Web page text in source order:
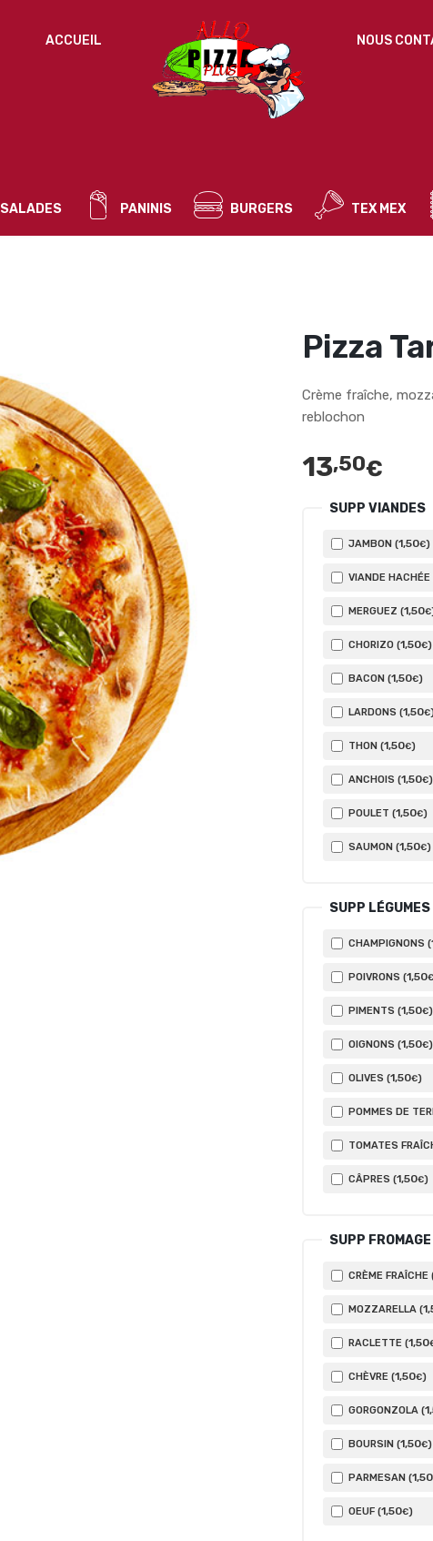
NOUS
ACCUEIL
Mot de passe perdu ?
Un mot de passe sera envoyé vers votre adresse
SALADES PANINIS BURGERS TEX MEX
Pizza
Crème fraîche,
reblochon
13,50€
SUPP VIANDES
JAMBON (1,50€)
VIANDE HACHÉE
MERGUEZ (1,50€
CHORIZO (1,50€)
BACON (1,50€)
LARDONS (1,50€
THON (1,50€)
ANCHOIS (1,50€)
POULET (1,50€)
SAUMON (1,50€)
SUPP LÉGUMES
CHAMPIGNONS (
POIVRONS (1,50€
PIMENTS (1,50€)
OIGNONS (1,50€)
OLIVES (1,50€)
POMMES DE
TOMATES
CÂPRES (1,50€)
SUPP FROMAGE
CRÈME FRAÎCHE
MOZZARELLA (1
RACLETTE (1,50
CHÈVRE (1,50€)
GORGONZOLA (1
BOURSIN (1,50€)
PARMESAN (1,50
OEUF (1,50€)